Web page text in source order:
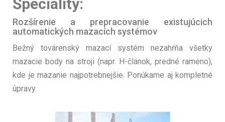
Špeciality:
Rozšírenie a prepracovanie existujúcich
automatických mazacích systémov
Bežný továrenský mazací systém nezahŕňa všetky
mazacie body na stroji (napr. H-článok, predné rameno),
kde je mazanie najpotrebnejšie. Ponúkame aj kompletné
úpravy.